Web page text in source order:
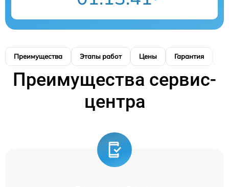
Преимущества Этапы работ Цены Гарантия
Преимущества сервис-
центра